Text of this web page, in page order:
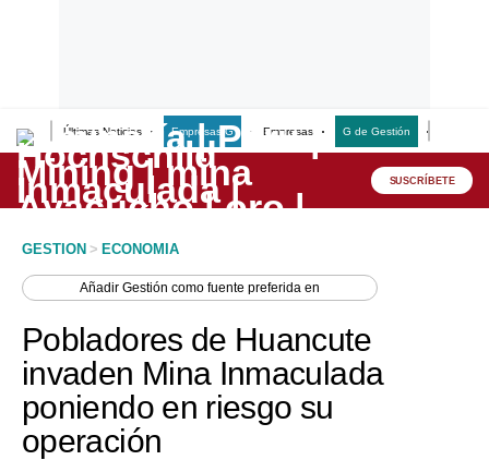
Últimas Noticias Empresas G Empresas G de Gestión
Lo último
Peru Quiosco
Economía
Mercados
Perú
SUSCRÍBETE
GESTION > ECONOMIA
AñadirGestión como fuente preferida en
Pobladores de Huancute
invaden Mina Inmaculada
poniendo en riesgo su
operación